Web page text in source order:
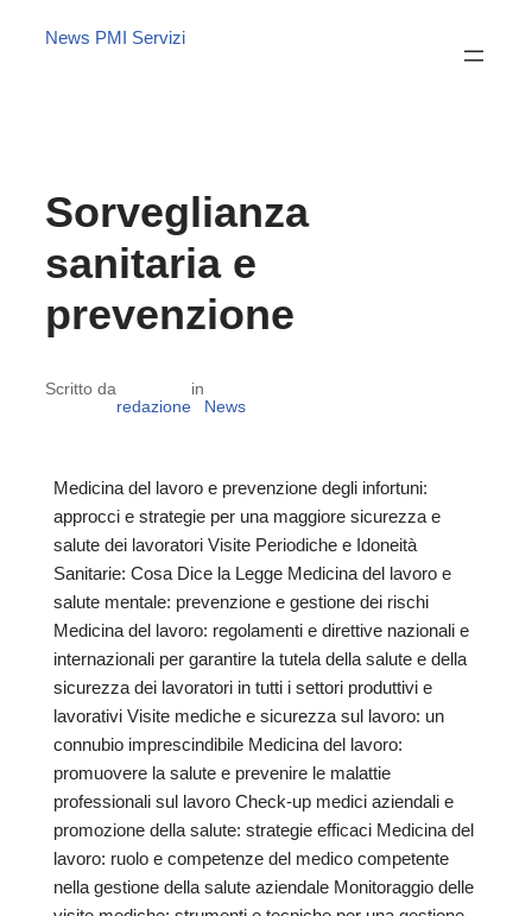
News PMI Servizi
Sorveglianza
sanitaria e
prevenzione
Scritto da
redazione
in
News
Medicina del lavoro e prevenzione degli infortuni:
approcci e strategie per una maggiore sicurezza e
salute dei lavoratori Visite Periodiche e Idoneità
Sanitarie: Cosa Dice la Legge Medicina del lavoro e
salute mentale: prevenzione e gestione dei rischi
Medicina del lavoro: regolamenti e direttive nazionali e
internazionali per garantire la tutela della salute e della
sicurezza dei lavoratori in tutti i settori produttivi e
lavorativi Visite mediche e sicurezza sul lavoro: un
connubio imprescindibile Medicina del lavoro:
promuovere la salute e prevenire le malattie
professionali sul lavoro Check-up medici aziendali e
promozione della salute: strategie efficaci Medicina del
lavoro: ruolo e competenze del medico competente
nella gestione della salute aziendale Monitoraggio delle